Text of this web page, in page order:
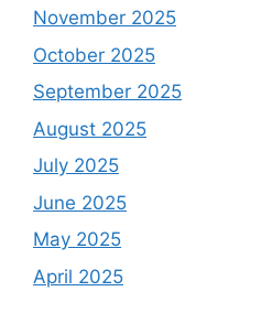
November 2025
October 2025
September 2025
August 2025
July 2025
June 2025
May 2025
April 2025